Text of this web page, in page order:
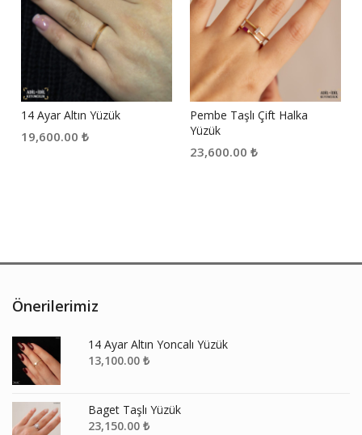
14 Ayar Altın Yüzük
19,600.00 ₺
Pembe Taşlı Çift Halka
Yüzük
23,600.00 ₺
Önerilerimiz
14 Ayar Altın Yoncalı Yüzük
13,100.00 ₺
Baget Taşlı Yüzük
23,150.00 ₺